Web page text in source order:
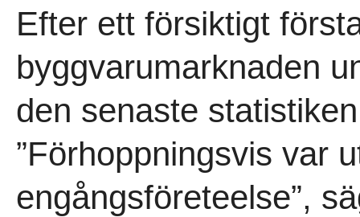
Efter ett försiktigt
byggvarumarknaden
den senaste
”Förhoppningsvis var
engångsföreteelse”,